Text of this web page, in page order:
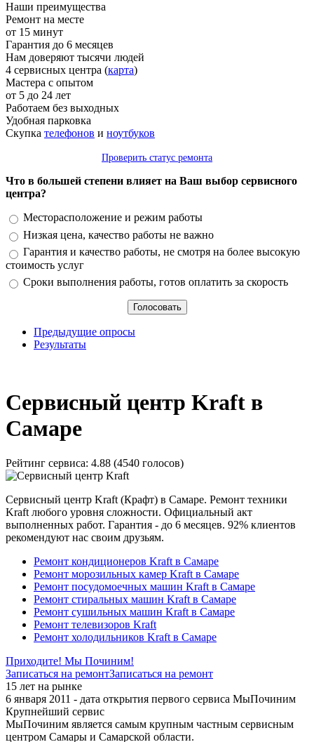
Наши преимущества
Ремонт на месте
от 15 минут
Гарантия до 6 месяцев
Нам доверяют тысячи людей
4 сервисных центра (карта)
Мастера с опытом
от 5 до 24 лет
Работаем без выходных
Удобная парковка
Скупка телефонов и ноутбуков
Проверить статус ремонта
Что в большей степени влияет на Ваш выбор сервисного
центра?
Варианты
Месторасположение и режим работы
Низкая цена, качество работы не важно
Гарантия и качество работы, не смотря на более высокую
стоимость услуг
Сроки выполнения работы, готов оплатить за скорость
Предыдущие опросы
Результаты
Сервисный центр Kraft в
Самаре
Рейтинг сервиса: 4.88 (4540 голосов)
Сервисный центр Kraft (Крафт) в Самаре. Ремонт техники
Kraft любого уровня сложности. Официальный акт
выполненных работ. Гарантия - до 6 месяцев. 92% клиентов
рекомендуют нас своим друзьям.
Ремонт кондиционеров Kraft в Самаре
Ремонт морозильных камер Kraft в Самаре
Ремонт посудомоечных машин Kraft в Самаре
Ремонт стиральных машин Kraft в Самаре
Ремонт сушильных машин Kraft в Самаре
Ремонт телевизоров Kraft
Ремонт холодильников Kraft в Самаре
Приходите! Мы Починим!
Записаться на ремонтЗаписаться на ремонт
15 лет на рынке
6 января 2011 - дата открытия первого сервиса МыПочиним
Крупнейший сервис
МыПочиним является самым крупным частным сервисным
центром Самары и Самарской области.